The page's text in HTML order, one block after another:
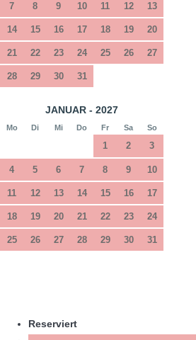
7 8 9 10 11 12 13
14 15 16 17 18 19 20
21 22 23 24 25 26 27
28 29 30 31
JANUAR - 2027
Mo Di Mi Do Fr Sa So
1 2 3
4 5 6 7 8 9 10
11 12 13 14 15 16 17
18 19 20 21 22 23 24
25 26 27 28 29 30 31
Reserviert